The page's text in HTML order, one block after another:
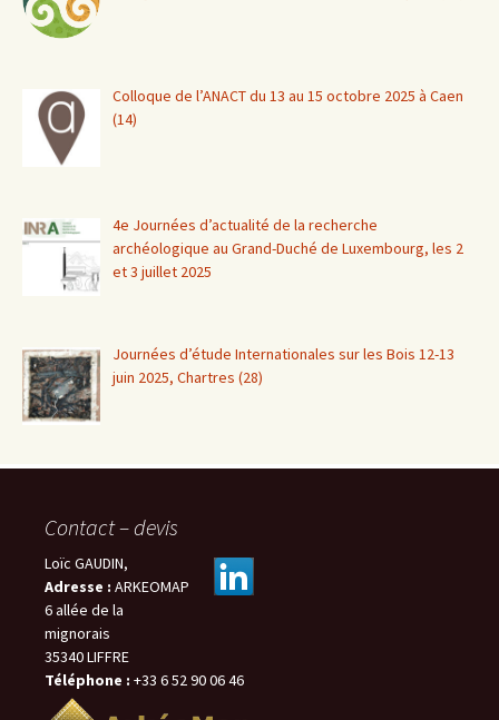
Colloque de l’ANACT du 13 au 15 octobre 2025 à Caen
(14)
4e Journées d’actualité de la recherche
archéologique au Grand-Duché de Luxembourg, les 2
et 3 juillet 2025
Journées d’étude Internationales sur les Bois 12-13
juin 2025, Chartres (28)
Contact – devis
Loïc GAUDIN,
Adresse : ARKEOMAP
6 allée de la
mignorais
35340 LIFFRE
Téléphone : +33 6 52 90 06 46